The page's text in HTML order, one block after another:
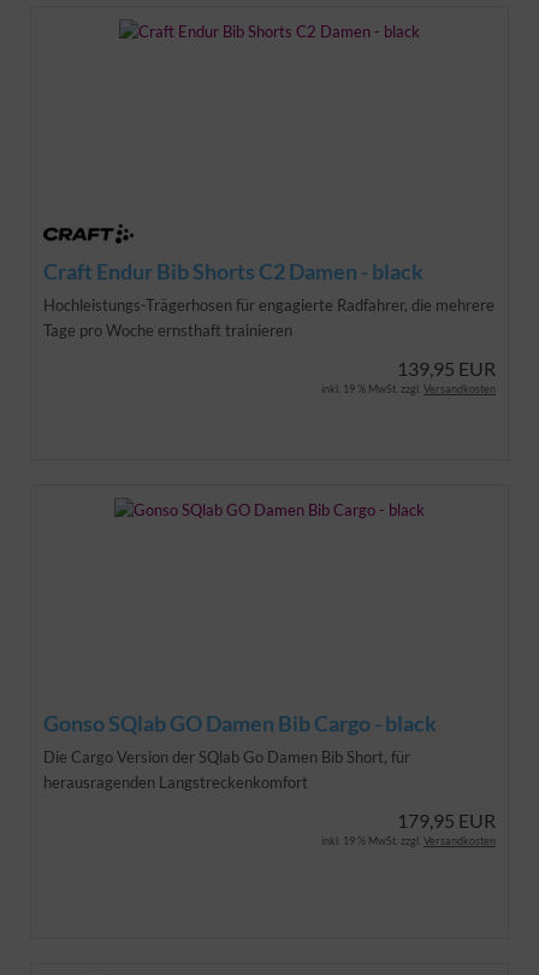
Craft Endur Bib Shorts C2 Damen - black
Hochleistungs-Trägerhosen für engagierte Radfahrer, die mehrere
Tage pro Woche ernsthaft trainieren
139,95 EUR
inkl. 19 % MwSt. zzgl. Versandkosten
Gonso SQlab GO Damen Bib Cargo - black
Die Cargo Version der SQlab Go Damen Bib Short, für
herausragenden Langstreckenkomfort
179,95 EUR
inkl. 19 % MwSt. zzgl. Versandkosten